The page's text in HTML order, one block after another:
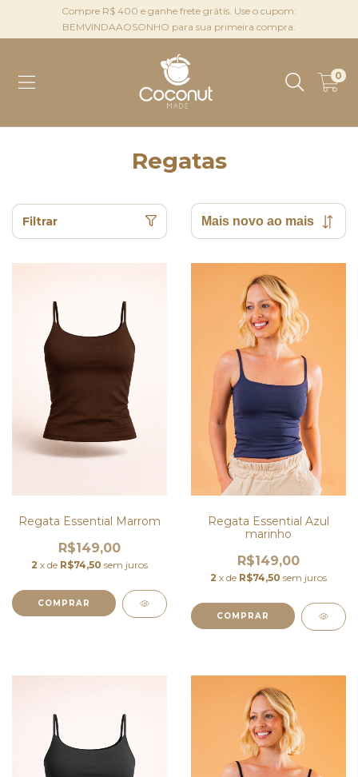
Compre R$ 400 e ganhe frete grátis. Use o cupom:
BEMVINDAAOSONHO para sua primeira compra.
0
Regatas
Filtrar
Regata Essential Marrom
R$149,00
2 x de R$74,50 sem juros
COMPRAR
Regata Essential Azul
marinho
R$149,00
2 x de R$74,50 sem juros
COMPRAR